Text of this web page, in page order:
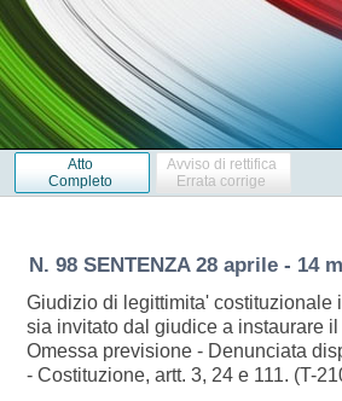
Atto
Completo
Avviso di rettifica
Errata corrige
N. 98 SENTENZA 28 aprile - 14
Giudizio di legittimita' costituzionale
sia invitato dal giudice a instaurare
Omessa previsione - Denunciata
- Costituzione, artt. 3, 24 e 111. (T-